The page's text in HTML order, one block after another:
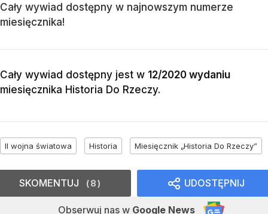
Cały wywiad dostępny w najnowszym numerze
miesięcznika!
Cały wywiad dostępny jest w 12/2020 wydaniu
miesięcznika Historia Do Rzeczy.
II wojna światowa Historia Miesięcznik „Historia Do Rzeczy”
UDOSTĘPNIJ
Obserwuj nas w Google News
SKOMENTUJ 8